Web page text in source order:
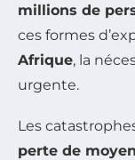
millions de
ces formes
Afrique, la
urgente.
Les
perte de